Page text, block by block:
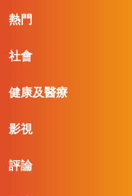
熱門
社會
健康及醫療
影視
評論